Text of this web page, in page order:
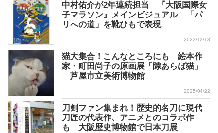
中村佑介が2年連続担当 『大阪国際女
子マラソン』メインビジュアル 「パ
リへの道」を靴ひもで表現
2022/12/18
猫大集合！こんなところにも 絵本作
家・町田尚子の原画展「隙あらば猫」
芦屋市立美術博物館
2025/04/22
刀剣ファン集まれ！歴史的名刀に現代
刀匠の代表作、アニメとのコラボ作
も 大阪歴史博物館で日本刀展